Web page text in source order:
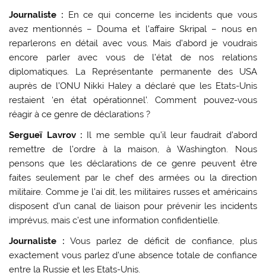
Journaliste : En ce qui concerne les incidents que vous
avez mentionnés – Douma et l’affaire Skripal – nous en
reparlerons en détail avec vous. Mais d’abord je voudrais
encore parler avec vous de l’état de nos relations
diplomatiques. La Représentante permanente des USA
auprès de l’ONU Nikki Haley a déclaré que les Etats-Unis
restaient ‘en état opérationnel’. Comment pouvez-vous
réagir à ce genre de déclarations ?
Sergueï Lavrov : Il me semble qu’il leur faudrait d’abord
remettre de l’ordre à la maison, à Washington. Nous
pensons que les déclarations de ce genre peuvent être
faites seulement par le chef des armées ou la direction
militaire. Comme je l’ai dit, les militaires russes et américains
disposent d’un canal de liaison pour prévenir les incidents
imprévus, mais c’est une information confidentielle.
Journaliste : Vous parlez de déficit de confiance, plus
exactement vous parlez d’une absence totale de confiance
entre la Russie et les Etats-Unis.